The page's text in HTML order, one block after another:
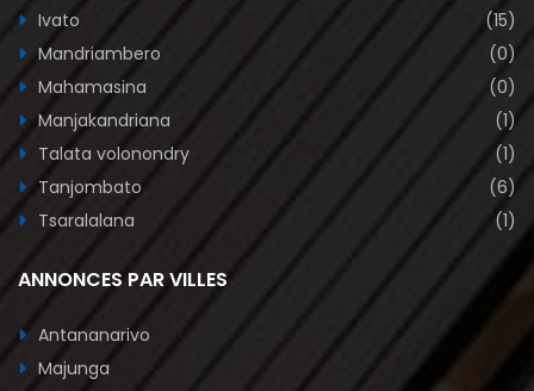
Ivato
(15)
Mandriambero
(0)
Mahamasina
(0)
Manjakandriana
(1)
Talata volonondry
(1)
Tanjombato
(6)
Tsaralalana
(1)
ANNONCES PAR VILLES
Antananarivo
Majunga